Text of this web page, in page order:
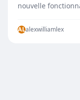
nouvelle
ALalexwilliamlex